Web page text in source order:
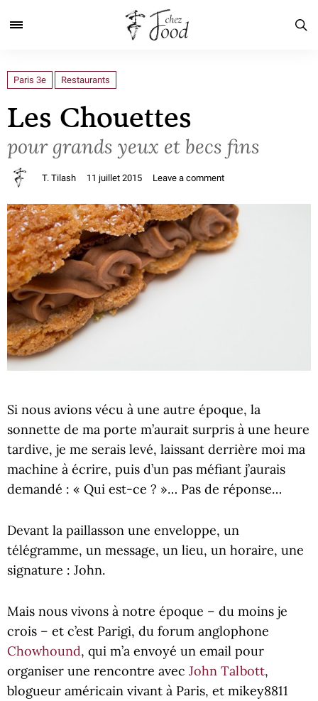
Paris 3e Restaurants
Les Chouettes
pour grands yeux et becs fins
T. Tilash 11 juillet 2015 Leave a comment
Si nous avions vécu à une autre époque, la
sonnette de ma porte m’aurait surpris à une heure
tardive, je me serais levé, laissant derrière moi ma
machine à écrire, puis d’un pas méfiant j’aurais
demandé : « Qui est-ce ? »… Pas de réponse…
Devant la paillasson une enveloppe, un
télégramme, un message, un lieu, un horaire, une
signature : John.
Mais nous vivons à notre époque – du moins je
crois – et c’est Parigi, du forum anglophone
Chowhound, qui m’a envoyé un email pour
organiser une rencontre avec John Talbott,
blogueur américain vivant à Paris, et mikey8811